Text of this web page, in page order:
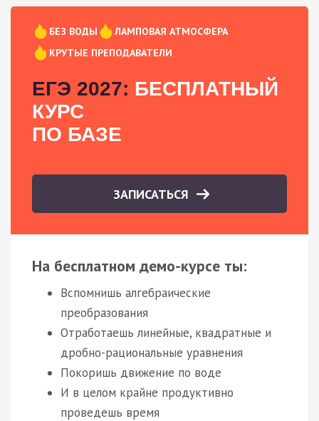
БЕЗ ВОДЫ
ЛАМПОВАЯ АТМОСФЕРА
КРУТЫЕ ПРЕПОДАВАТЕЛИ
ЕГЭ 2027: БЕСПЛАТНЫЙ
КУРС
ПО БАЗЕ
ЗАПИСАТЬСЯ
На бесплатном демо-курсе ты:
Вспомнишь алгебраические
преобразования
Отработаешь линейные, квадратные и
дробно-рациональные уравнения
Покоришь движение по воде
И в целом крайне продуктивно
проведешь время